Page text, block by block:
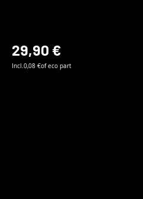
29,90 €
Incl. 0,08 €of eco part